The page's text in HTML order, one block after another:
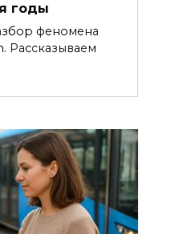
годы
феномена
Рассказываем